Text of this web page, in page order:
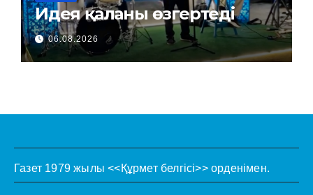
Идея қаланы өзгертеді
06.08.2026
Газет 1979 жылы <<Құрмет белгісі>> орденімен.